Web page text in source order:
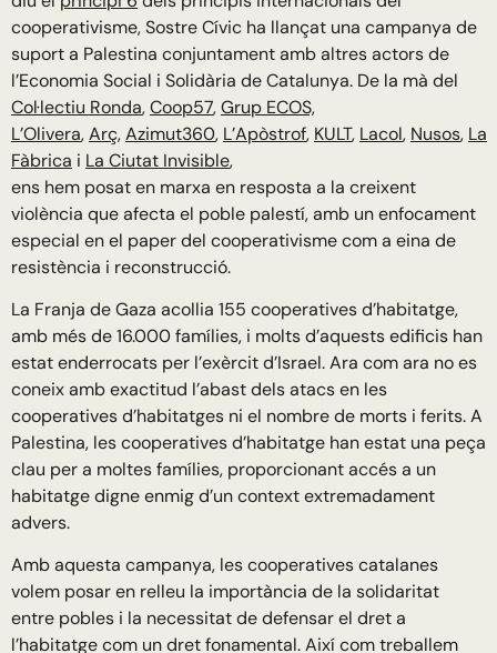
cooperativisme, Sostre Cívic ha llançat una campanya de
suport a Palestina conjuntament amb altres actors de
l’Economia Social i Solidària de Catalunya. De la mà del
Col·lectiu Ronda,Coop57,Grup ECOS,
L’Olivera,Arç,Azimut360, L’Apòstrof, KULT, Lacol, Nusos, La
Fàbrica i La Ciutat Invisible,
ens hem posat en marxa en resposta a la creixent
violència que afecta el poble palestí, amb un enfocament
especial en el paper del cooperativisme com a eina de
resistència i reconstrucció.
La Franja de Gaza acollia 155 cooperatives d’habitatge,
amb més de 16.000 famílies, i molts d’aquests edificis han
estat enderrocats per l’exèrcit d’Israel. Ara com ara no es
coneix amb exactitud l’abast dels atacs en les
cooperatives d’habitatges ni el nombre de morts i ferits. A
Palestina, les cooperatives d’habitatge han estat una peça
clau per a moltes famílies, proporcionant accés a un
habitatge digne enmig d’un context extremadament
advers.
Amb aquesta campanya, les cooperatives catalanes
volem posar en relleu la importància de la solidaritat
entre pobles i la necessitat de defensar el dret a
l’habitatge com un dret fonamental. Així com treballem